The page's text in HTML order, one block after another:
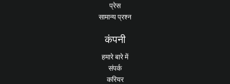
प्रेस
सामान्य प्रश्न
कंपनी
हमारे बारे में
संपर्क
करियर